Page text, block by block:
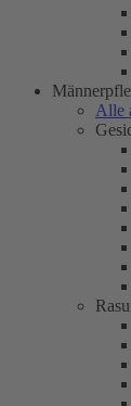
Alle